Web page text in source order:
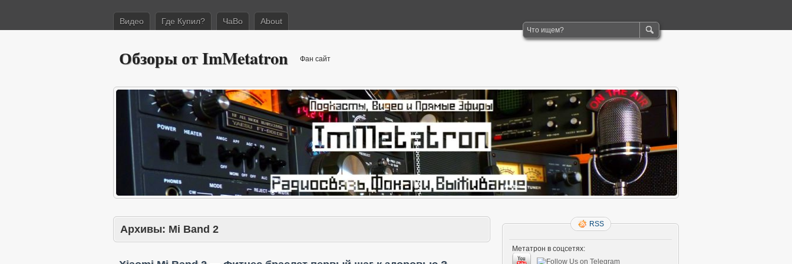
Видео Где Купил? ЧаВо About
Обзоры от ImMetatron Фан сайт
Архивы: Mi Band 2 RSS
Метатрон в соцсетях: